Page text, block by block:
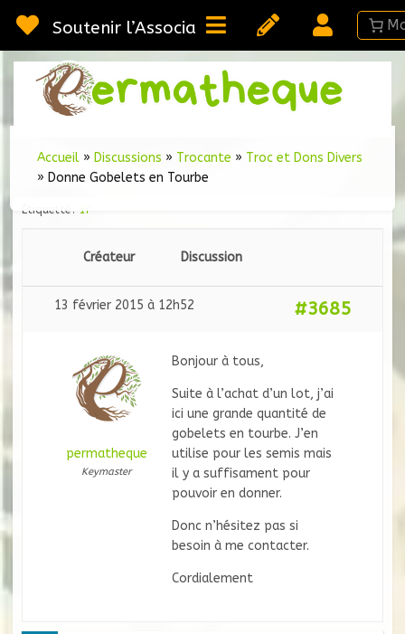
au
contenu
Soutenir l’Association
Accueil » Discussions » Trocante » Troc et Dons Divers
» Donne Gobelets en Tourbe
Étiquetté : 17
Créateur Discussion
13 février 2015 à 12h52 #3685
permatheque
Keymaster
Bonjour à tous,
Suite à l’achat d’un lot, j’ai
ici une grande quantité de
gobelets en tourbe. J’en
utilise pour les semis mais
il y a suffisament pour
pouvoir en donner.
Donc n’hésitez pas si
besoin à me contacter.
Cordialement